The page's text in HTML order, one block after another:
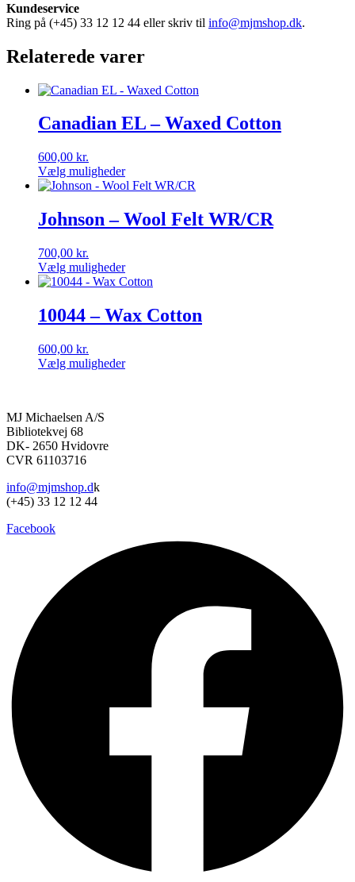
Kundeservice
Ring på (+45) 33 12 12 44 eller skriv til info@mjmshop.dk.
Relaterede varer
Canadian EL – Waxed Cotton
600,00 kr.
Vælg muligheder
Dette
har
flere
Mulighederne
kan
vælges
varesiden
Johnson – Wool Felt WR/CR
700,00 kr.
Vælg muligheder
Dette
har
flere
Mulighederne
kan
10044 – Wax Cotton
600,00 kr.
Vælg muligheder
flere
varianter.
Mulighederne
kan
på
varesiden
MJ Michaelsen A/S
Bibliotekvej 68
DK- 2650 Hvidovre
CVR 61103716
info@mjmshop.dk
(+45) 33 12 12 44
Facebook